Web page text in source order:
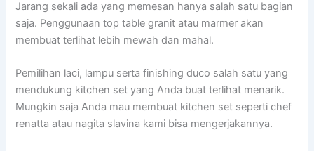
Jarang sekali ada yang memesan hanya salah satu bagian
saja. Penggunaan top table granit atau marmer akan
membuat terlihat lebih mewah dan mahal.
Pemilihan laci, lampu serta finishing duco salah satu yang
mendukung kitchen set yang Anda buat terlihat menarik.
Mungkin saja Anda mau membuat kitchen set seperti chef
renatta atau nagita slavina kami bisa mengerjakannya.